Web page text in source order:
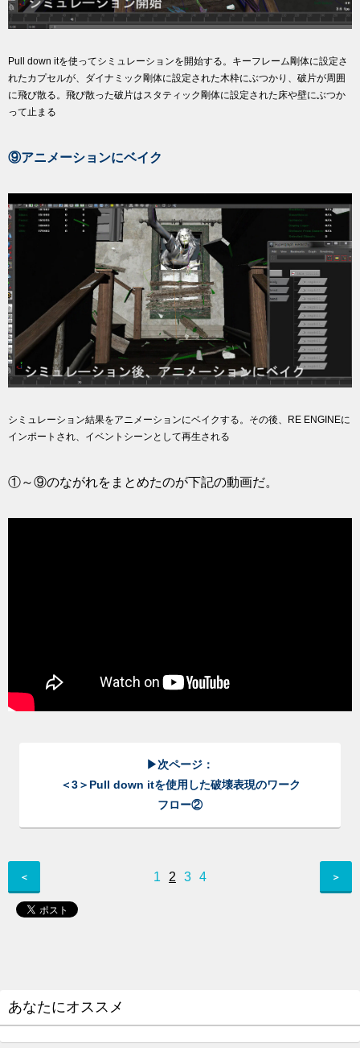
Pull down itを使ってシミュレーションを開始する。キーフレーム剛体に設定さ
れたカプセルが、ダイナミック剛体に設定された木枠にぶつかり、破片が周囲
に飛び散る。飛び散った破片はスタティック剛体に設定された床や壁にぶつか
って止まる
⑨アニメーションにベイク
シミュレーション結果をアニメーションにベイクする。その後、RE ENGINEに
インポートされ、イベントシーンとして再生される
①～⑨のながれをまとめたのが下記の動画だ。
▶次ページ：
＜3＞Pull down itを使用した破壊表現のワーク
フロー②
＜ 1 2 3 4 ＞
あなたにオススメ